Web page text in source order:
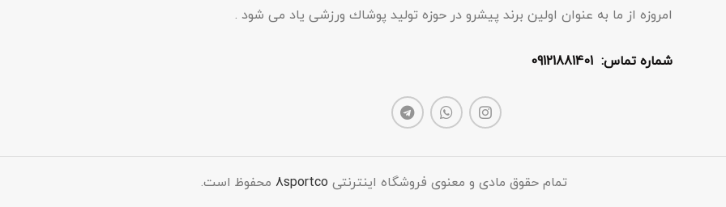
امروزه از ما به عنوان اولین برند پیشرو در حوزه تولید پوشاك ورزشی یاد مى شود .
شماره تماس: 09121881401
تمام حقوق مادی و معنوی فروشگاه اینترنتی 8sportco محفوظ است.